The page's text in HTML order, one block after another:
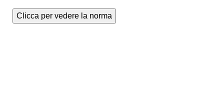
Clicca per vedere la norma